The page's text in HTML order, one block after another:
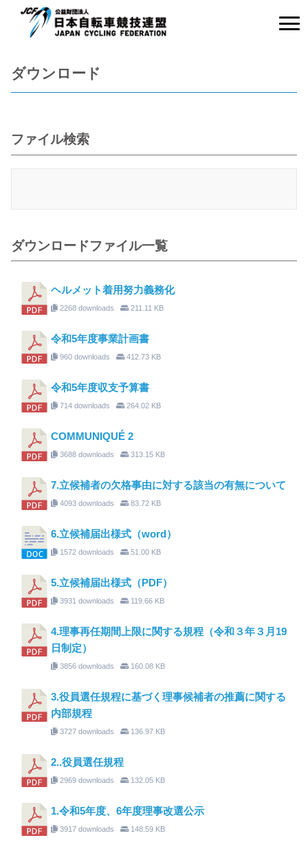
ダウンロード
ファイル検索
ダウンロードファイル一覧
ヘルメット着用努力義務化
2268 downloads 211.11 KB
令和5年度事業計画書
960 downloads 412.73 KB
令和5年度収支予算書
714 downloads 264.02 KB
COMMUNIQUÉ 2
3688 downloads 313.15 KB
7.立候補者の欠格事由に対する該当の有無について
4093 downloads 83.72 KB
6.立候補届出様式（word）
1572 downloads 51.00 KB
5.立候補届出様式（PDF）
3931 downloads 119.66 KB
4.理事再任期間上限に関する規程（令和３年３月19
日制定）
3856 downloads 160.08 KB
3.役員選任規程に基づく理事候補者の推薦に関する
内部規程
3727 downloads 136.97 KB
2..役員選任規程
2969 downloads 132.05 KB
1.令和5年度、6年度理事改選公示
3917 downloads 148.59 KB